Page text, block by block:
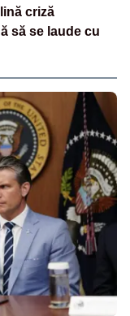
criză
să se laude cu